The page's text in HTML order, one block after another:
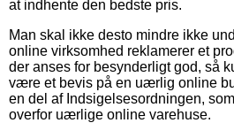
at indhente den bedste pris.
Man skal ikke desto mindre ikke
online virksomhed reklamerer et
der anses for besynderligt god, så
være et bevis på en uærlig online
en del af Indsigelsesordningen,
overfor uærlige online varehuse.